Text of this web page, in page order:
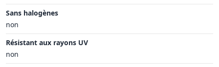
Sans halogènes
non
Résistant aux rayons UV
non